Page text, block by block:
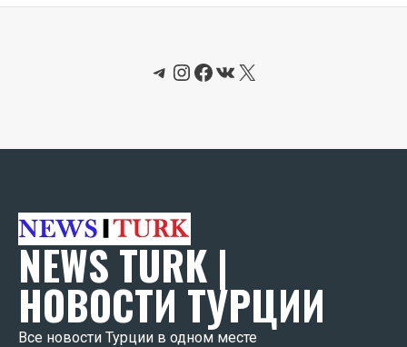
Telegram
Instagram
Facebook
ВКонтакте
X
NEWS TURK |
НОВОСТИ ТУРЦИИ
Все новости Турции в одном месте